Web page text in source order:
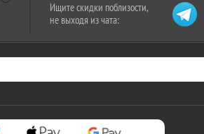
Ищите скидки поблизости,
не выходя из чата: